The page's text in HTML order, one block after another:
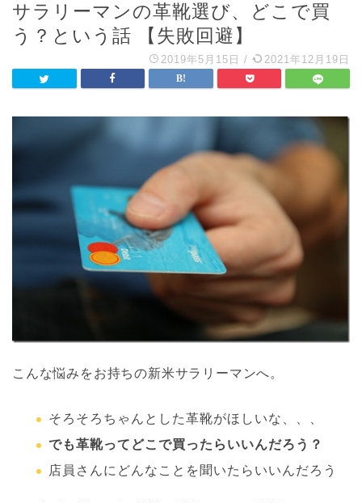
サラリーマンの革靴選び、どこで買
う？という話 【失敗回避】
2019年5月15日 / 2021年12月19日
こんな悩みをお持ちの新米サラリーマンへ。
そろそろちゃんとした革靴がほしいな、、、
でも革靴ってどこで買ったらいいんだろう？
店員さんにどんなことを聞いたらいいんだろう